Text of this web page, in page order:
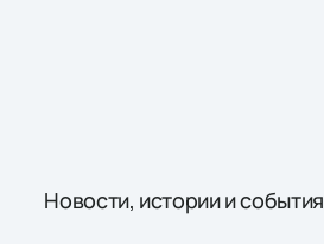
Новости, истории и события